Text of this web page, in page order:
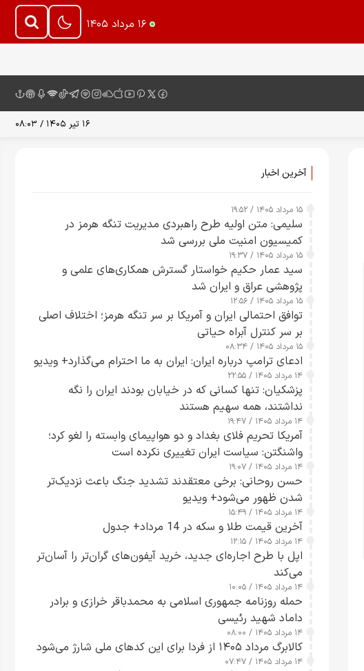
۱۶ مرداد ۱۴۰۵
۱۶ تیر ۱۴۰۵ / ۰۸:۰۳
آخرین اخبار
۱۵ مرداد ۱۴۰۵ / ۱۹:۵۲
سلیمی: متن اولیه طرح راهبردی مدیریت تنگه هرمز در
کمیسیون امنیت ملی بررسی شد
۱۵ مرداد ۱۴۰۵ / ۱۹:۳۷
سید عمار حکیم خواستار گسترش همکاری‌های علمی و
پژوهشی عراق و ایران شد
۱۵ مرداد ۱۴۰۵ / ۱۲:۵۶
توافق احتمالی ایران و آمریکا بر سر تنگه هرمز؛ اختلاف اصلی
بر سر کنترل آبراه حیاتی
۱۵ مرداد ۱۴۰۵ / ۰۸:۳۴
ادعای ترامپ درباره ایران: ایران به ما احترام می‌گذارد+ ویدیو
۱۴ مرداد ۱۴۰۵ / ۲۲:۵۵
پزشکیان: تنها کسانی که در خیابان بودند ایران را نگه
نداشتند، همه سهیم هستند
۱۴ مرداد ۱۴۰۵ / ۱۹:۴۷
آمریکا تحریم فلای بغداد و دو هواپیمای وابسته را لغو کرد؛
واشنگتن: سیاست ایران تغییری نکرده است
۱۴ مرداد ۱۴۰۵ / ۱۹:۰۷
حسن روحانی: برخی معتقدند تشدید جنگ باعث نزدیک‌تر
شدن ظهور می‌شود+ ویدیو
۱۴ مرداد ۱۴۰۵ / ۱۵:۴۹
آخرین قیمت طلا و سکه در 14 مرداد+ جدول
۱۴ مرداد ۱۴۰۵ / ۱۲:۱۵
اپل با طرح اجاره‌ای جدید، خرید آیفون‌های گران‌تر را آسان‌تر
می‌کند
۱۴ مرداد ۱۴۰۵ / ۱۰:۰۵
حمله روزنامه جمهوری اسلامی به محمدباقر خرازی و برادر
داماد شهید رئیسی
۱۴ مرداد ۱۴۰۵ / ۰۸:۰۰
کالابرگ مرداد ۱۴۰۵ از فردا برای این کدهای ملی شارژ می‌شود
۱۴ مرداد ۱۴۰۵ / ۰۷:۴۷